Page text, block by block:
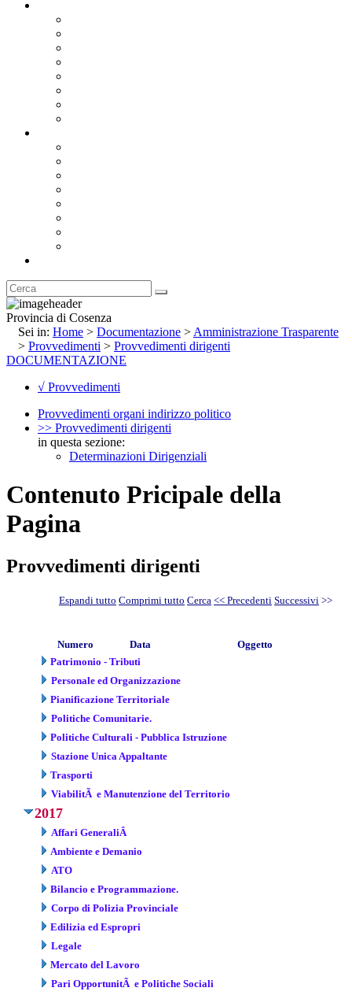
Provincia di Cosenza
Sei in: Home > Documentazione > Amministrazione Trasparente
> Provvedimenti > Provvedimenti dirigenti
DOCUMENTAZIONE
√ Provvedimenti
Provvedimenti organi indirizzo politico
>> Provvedimenti dirigenti
in questa sezione:
Determinazioni Dirigenziali
Contenuto Pricipale della
Pagina
Provvedimenti dirigenti
Espandi tutto Comprimi tutto Cerca << Precedenti Successivi >>
Numero Data
Oggetto
Patrimonio - Tributi
Personale ed Organizzazione
Pianificazione Territoriale
Politiche Comunitarie.
Politiche Culturali - Pubblica Istruzione
Stazione Unica Appaltante
Trasporti
ViabilitÃ e Manutenzione del Territorio
2017
Affari GeneraliÂ
Ambiente e Demanio
ATO
Bilancio e Programmazione.
Corpo di Polizia Provinciale
Edilizia ed Espropri
Legale
Mercato del Lavoro
Pari OpportunitÃ e Politiche Sociali